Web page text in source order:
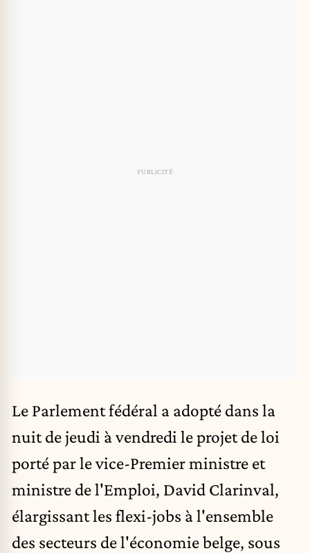
Le Parlement fédéral a adopté dans la
nuit de jeudi à vendredi le projet de loi
porté par le vice-Premier ministre et
ministre de l'Emploi, David Clarinval,
élargissant les flexi-jobs à l'ensemble
des secteurs de l'économie belge, sous